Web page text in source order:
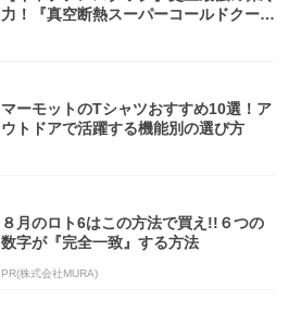
力！『真空断熱スーパーコールドクーラ
マーモットのTシャツおすすめ10選！ア
ウトドアで活躍する機能別の選び方
８月のロト6はこの方法で買え!!６つの
数字が『完全一致』する方法
PR(株式会社MURA)